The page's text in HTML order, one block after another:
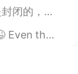
得景色
他的家人最初来自香港。但是他说，用...
and stay motivate...